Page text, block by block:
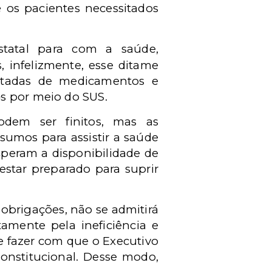
pacientes necessitados
para com a saúde,
infelizmente, esse ditame
de medicamentos e
por meio do SUS.
ser finitos, mas as
para assistir a saúde
a disponibilidade de
preparado para suprir
não se admitirá
pela ineficiência e
fazer com que o Executivo
Desse modo,